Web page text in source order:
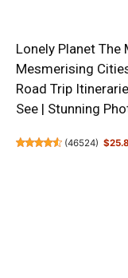
Lonely Planet The
Mesmerising
Road Trip
See | Stunning
(46524)